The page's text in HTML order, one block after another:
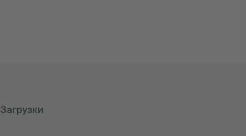
Загрузки